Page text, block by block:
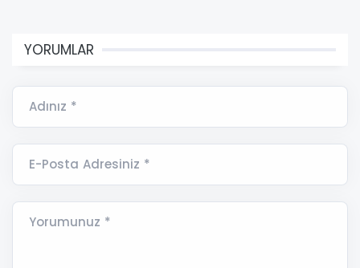
YORUMLAR
Adınız *
E-Posta Adresiniz *
Yorumunuz *